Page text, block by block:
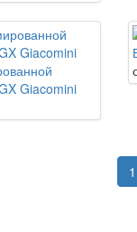
Giacomini
1